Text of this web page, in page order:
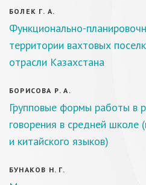
БОЛЕК Г. А.
Функционально-
территории вахтовых
отрасли Казахстана
БОРИСОВА Р. А.
Групповые формы работы в
говорения в средней школе
и китайского языков)
БУНАКОВ Н. Г.